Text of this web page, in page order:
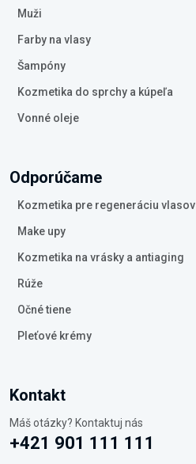
Muži
Farby na vlasy
Šampóny
Kozmetika do sprchy a kúpeľa
Vonné oleje
Odporúčame
Kozmetika pre regeneráciu vlasov
Make upy
Kozmetika na vrásky a antiaging
Rúže
Očné tiene
Pleťové krémy
Kontakt
Máš otázky? Kontaktuj nás
+421 901 111 111